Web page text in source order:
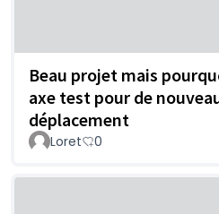
Beau projet mais
axe test pour de
déplacement
Loret 0